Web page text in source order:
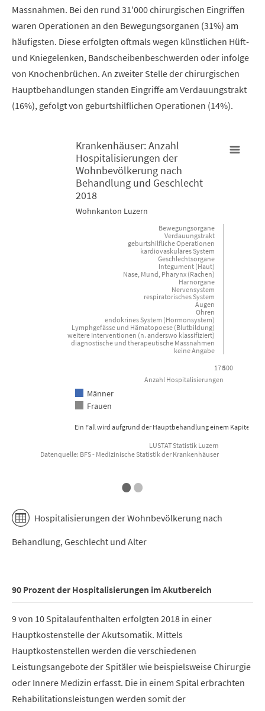
Massnahmen. Bei den rund 31'000 chirurgischen Eingriffen
waren Operationen an den Bewegungsorganen (31%) am
häufigsten. Diese erfolgten oftmals wegen künstlichen Hüft-
und Kniegelenken, Bandscheibenbeschwerden oder infolge
von Knochenbrüchen. An zweiter Stelle der chirurgischen
Hauptbehandlungen standen Eingriffe am Verdauungstrakt
(16%), gefolgt von geburtshilflichen Operationen (14%).
Krankenhäuser: Anzahl Hospitalisierungen der
Bar chart with 2 data series.
Wohnkanton Luzern
View as data table, Krankenhäuser: Anzahl
The chart has 1 X axis displaying categories.
The chart has 1 Y axis displaying Anzahl Hospitalisierungen.
Ein Fall wird aufgrund der Hauptbehandlung einem Kapitel
Anzahl Hospitalisierungen
Krankenhäuser: Anzahl
Hospitalisierungen der
Wohnbevölkerung nach
Behandlung und Geschlecht
2018
Wohnkanton Luzern
Männer
Frauen
0
17 500
Bewegungsorgane
geburtshilfliche Operationen
Geschlechtsorgane
Nase, Mund, Pharynx (Rachen)
Nervensystem
Augen
endokrines System (Hormonsystem)
weitere Interventionen (n. anderswo klassifiziert)
keine Angabe
Verdauungstrakt
kardiovaskuläres System
Integument (Haut)
Harnorgane
respiratorisches System
Ohren
Lymphgefässe und Hämatopoese (Blutbildung)
diagnostische und therapeutische Massnahmen
LUSTAT Statistik Luzern
Datenquelle: BFS - Medizinische Statistik der Krankenhäuser
••
Hospitalisierungen der Wohnbevölkerung nach
Behandlung, Geschlecht und Alter
90 Prozent der Hospitalisierungen im Akutbereich
9 von 10 Spitalaufenthalten erfolgten 2018 in einer
Hauptkostenstelle der Akutsomatik. Mittels
Hauptkostenstellen werden die verschiedenen
Leistungsangebote der Spitäler wie beispielsweise Chirurgie
oder Innere Medizin erfasst. Die in einem Spital erbrachten
Rehabilitationsleistungen werden somit der